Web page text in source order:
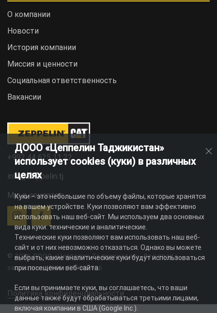
О компании
Новости
История компании
Миссия и ценности
Социальная ответственность
Вакансии
+992 44 625 11 22
info@zeppelin.tj
Мы в соцсетях:
© 2026 ДООО «Цеппелин Таджикистан». Все права
защищены. ИНН - 010082996
Политика конфиденциальности
ДООО «Цеппелин Таджикистан»
использует cookies (куки) в различных
целях
Куки – это небольшие по объему файлы, которые хранятся
на вашем устройстве. Куки позволяют вам эффективно
использовать наш веб-сайт. Мы используем два основных
вида куки: технические и аналитические.
Технические куки позволяют вам использовать наш веб-
сайт и от них невозможно отказаться. Однако вы можете
выбрать, какие аналитические куки будут использоваться
при посещении веб-сайта.
Если вы принимаете куки, вы соглашаетесь, что ваши
данные также будут обрабатываться третьими лицами,
включая компании в США (Google Inc.).